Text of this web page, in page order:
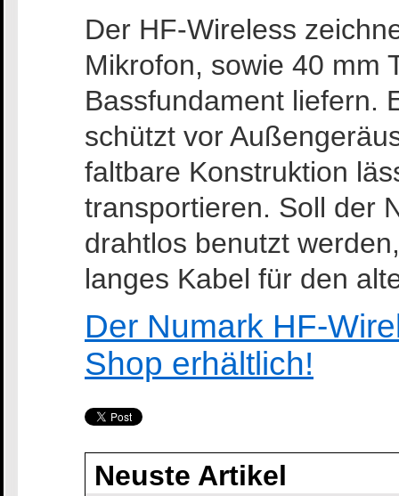
Der HF-Wireless
Mikrofon, sowie 40 mm
Bassfundament liefern.
schützt vor
faltbare Konstruktion
transportieren. Soll der
drahtlos benutzt
langes Kabel für den
Der Numark HF-
Shop erhältlich!
Neuste Artikel